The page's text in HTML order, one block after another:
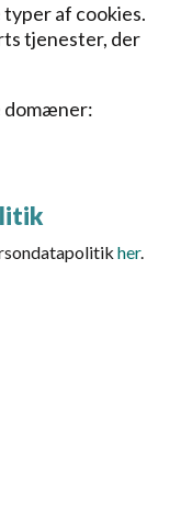
af cookies.
tjenester, der
domæner:
her.